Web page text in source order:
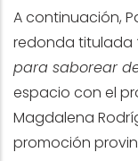
A continuación,
redonda titulada
para saborear
espacio con el
Magdalena
promoción